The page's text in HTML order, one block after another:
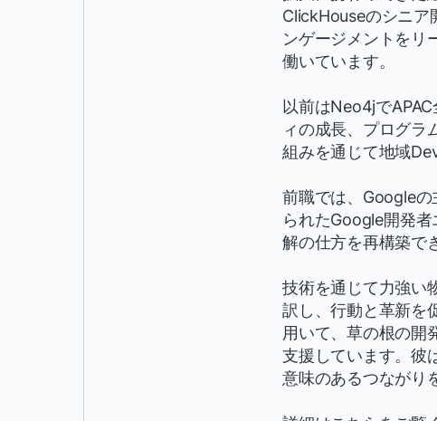
ClickHouseのシニア
ンゲージメントをリ
働いています。
以前はNeo4jで
ィの成長、プログラ
組みを通じて地域
前職では、Google
られたGoogle開発
解の仕方を再構築で
技術を通じて力強い
訳し、行動と革新を
用いて、草の根の開
支援しています。彼
意味のあるつながり